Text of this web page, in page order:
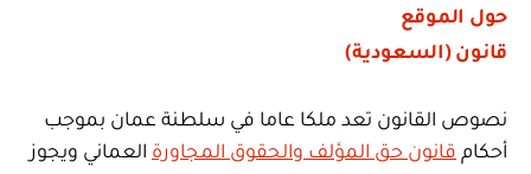
حول الموقع
قانون (السعودية)
نصوص القانون تعد ملكا عاما في سلطنة عمان بموجب
أحكام قانون حق المؤلف والحقوق المجاورة العماني ويجوز